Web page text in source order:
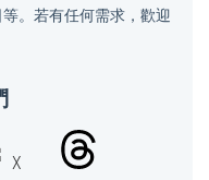
。若有任何需求，歡迎